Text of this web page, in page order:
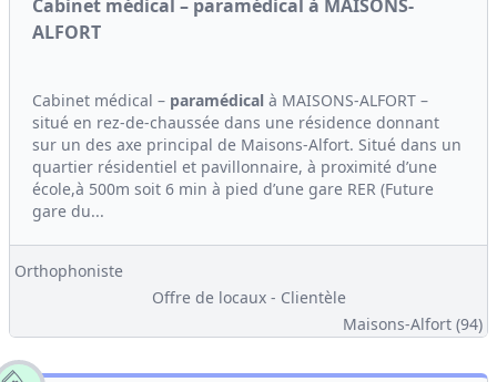
Cabinet médical – paramédical à MAISONS-
ALFORT
Cabinet médical – paramédical à MAISONS-ALFORT –
situé en rez-de-chaussée dans une résidence donnant
sur un des axe principal de Maisons-Alfort. Situé dans un
quartier résidentiel et pavillonnaire, à proximité d’une
école,à 500m soit 6 min à pied d’une gare RER (Future
gare du...
Orthophoniste
Offre de locaux - Clientèle
Maisons-Alfort (94)